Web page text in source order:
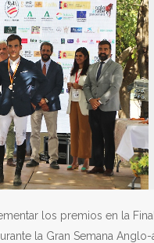
los premios en la
la Gran Semana